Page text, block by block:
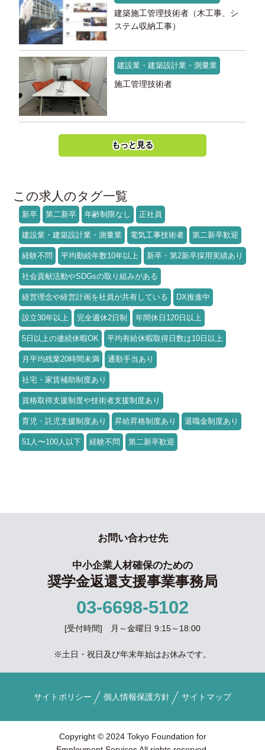
建築施工管理技術者（木工事、シ
ステム収納工事）
建設業・建築設計業・測量業
施工管理技術者
もっと見る
この求人のタグ一覧
新卒 第二新卒 年齢制限なし 正社員
建設業・建築設計業・測量業 電気工事技術者 第二新卒歓迎
経験不問 平均勤続年数10年以上 新卒・第2新卒採用実績あり
社会貢献活動やSDGsの取り組みがある
経営理念や経営計画を社員が共有している DX推進中
設立30年以上 完全週休2日制 年間休日120日以上
5日以上の連続休暇OK 平均有給休暇取得日数は10日以上
月平均残業20時間未満 通勤手当あり
社宅・家賃補助制度あり
資格取得支援制度や技術者支援制度あり
育児・託児支援制度あり 昇給昇格制度あり 退職金制度あり
51人〜100人以下 経験不問 第二新卒歓迎
お問い合わせ先
中小企業人材確保のための
奨学金返還支援事業事務局
03-6698-5102
[受付時間] 月～金曜日 9:15～18:00
※土日・祝日及び年末年始はお休みです。
サイトポリシー 個人情報保護方針 サイトマップ
Copyright © 2024 Tokyo Foundation for